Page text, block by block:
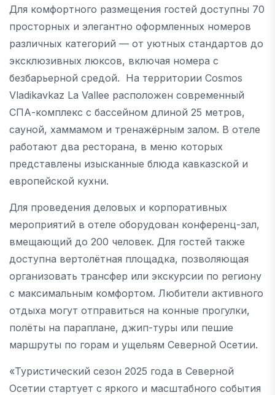
Для комфортного размещения гостей доступны 70
просторных и элегантно оформленных номеров
различных категорий — от уютных стандартов до
эксклюзивных люксов, включая номера с
безбарьерной средой. На территории Cosmos
Vladikavkaz La Vallee расположен современный
СПА-комплекс с бассейном длиной 25 метров,
сауной, хаммамом и тренажёрным залом. В отеле
работают два ресторана, в меню которых
представлены изысканные блюда кавказской и
европейской кухни.
Для проведения деловых и корпоративных
мероприятий в отеле оборудован конференц-зал,
вмещающий до 200 человек. Для гостей также
доступна вертолётная площадка, позволяющая
организовать трансфер или экскурсии по региону
с максимальным комфортом. Любители активного
отдыха могут отправиться на конные прогулки,
полёты на параплане, джип-туры или пешие
маршруты по горам и ущельям Северной Осетии.
«Туристический сезон 2025 года в Северной
Осетии стартует с яркого и масштабного события